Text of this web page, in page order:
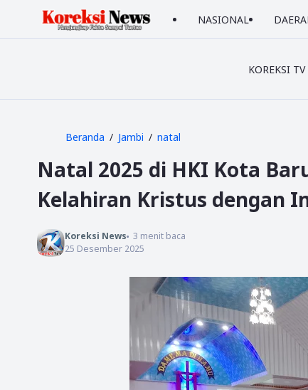
NASIONAL
KOREKSI TV
Beranda Jambi natal
Natal 2025 di HKI Kota
Kelahiran Kristus dengan
Koreksi News 3 menit baca
25 Desember 2025